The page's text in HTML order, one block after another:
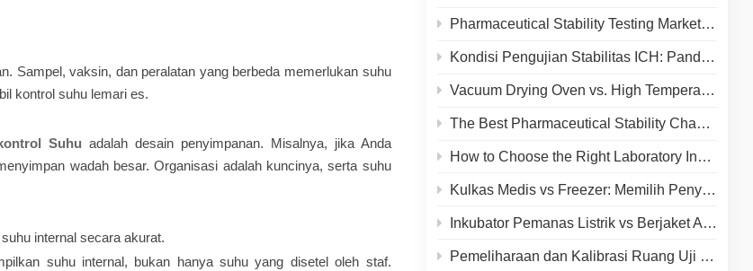
Pharmaceutical Stability Testing Market 2026: Growth Drivers, Regulatory Shifts & Technology Trends
Kondisi Pengujian Stabilitas ICH: Panduan Suhu & Kelembaban untuk Laboratorium Farmasi
Vacuum Drying Oven vs. High Temperature Oven: How to Choose the Right Equipment for Your Application
The Best Pharmaceutical Stability Chamber Manufacturer
How to Choose the Right Laboratory Incubator: A Complete Buyer's Guide for 2026
Kulkas Medis vs Freezer: Memilih Penyimpanan Dingin yang Tepat untuk Laboratorium Anda
Inkubator Pemanas Listrik vs Berjaket Air: Perbandingan Lengkap untuk Laboratorium Anda
Pemeliharaan dan Kalibrasi Ruang Uji Lingkungan: Panduan Praktis untuk Memperpanjang Umur Peralatan dan Memastikan Hasil Akurat
Sampel, vaksin, dan peralatan yang berbeda memerlukan suhu
kontrol suhu lemari es.
Suhu adalah desain penyimpanan. Misalnya, jika Anda
wadah besar. Organisasi adalah kuncinya, serta suhu
internal secara akurat.
suhu internal, bukan hanya suhu yang disetel oleh staf.